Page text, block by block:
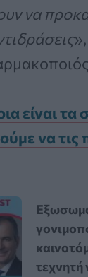
να
είναι
να τις